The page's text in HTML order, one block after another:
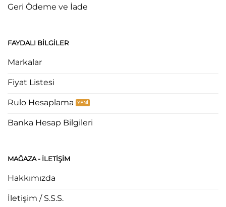
Geri Ödeme ve İade
FAYDALI BILGILER
Markalar
Fiyat Listesi
Rulo Hesaplama
Banka Hesap Bilgileri
MAĞAZA - ILETIŞIM
Hakkımızda
İletişim / S.S.S.